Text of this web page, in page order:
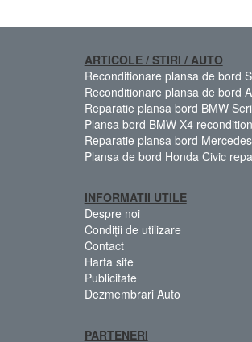
ARTICOLE / STIRI / AUTO
Reconditionare plansa de bord
Reconditionare plansa de bord
Reparatie plansa bord BMW
Plansa bord BMW X4
Reparatie plansa bord
Plansa de bord Honda Civic
INFORMATII UTILE
Despre noi
Condiții de utilizare
Contact
Harta site
Publicitate
Dezmembrari Auto
PARTENERI